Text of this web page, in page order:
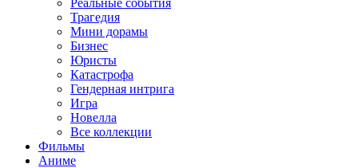
Трагедия
Мини дорамы
Бизнес
Юристы
Катастрофа
Гендерная интрига
Игра
Новелла
Все коллекции
Фильмы
Аниме